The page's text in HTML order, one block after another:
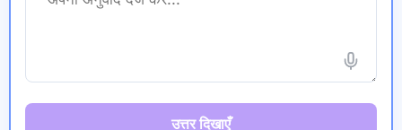
उत्तर दिखाएँ